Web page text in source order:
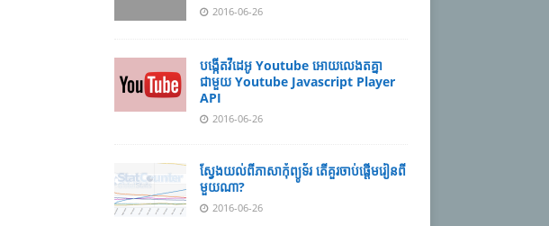
2016-06-26
បង្កើតវីដេអូ Youtube អោយ​លេងតគ្នា
ជាមួយ Youtube Javascript Player
API
2016-06-26
ស្វែង​យល់ពីភាសាកុំព្យូទ័រ តើគួរចាប់ផ្តើម​រៀន​ពី
មួយណា?
2016-06-26